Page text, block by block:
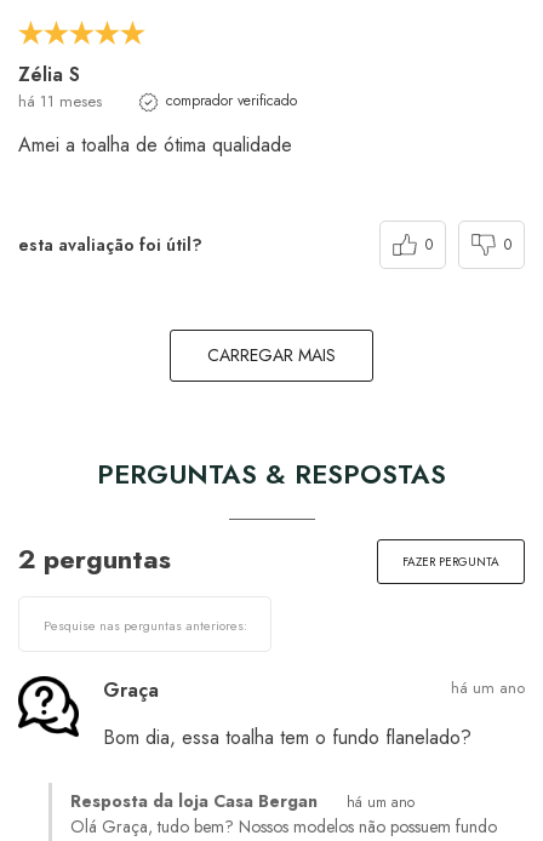
Zélia S
há 11 meses comprador verificado
Amei a toalha de ótima qualidade
esta avaliação foi útil? 0 0
CARREGAR MAIS
PERGUNTAS & RESPOSTAS
2 perguntas FAZER PERGUNTA
Graça há um ano
Bom dia, essa toalha tem o fundo flanelado?
Resposta da loja Casa Bergan há um ano
Olá Graça, tudo bem? Nossos modelos não possuem fundo